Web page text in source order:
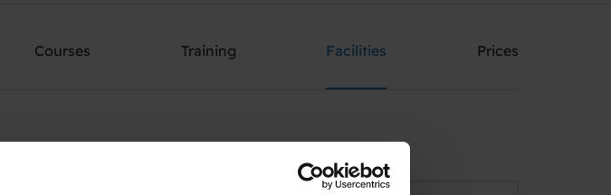
Courses Training Facilities Prices